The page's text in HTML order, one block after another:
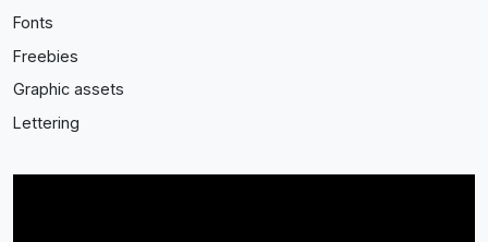
Fonts
Freebies
Graphic assets
Lettering